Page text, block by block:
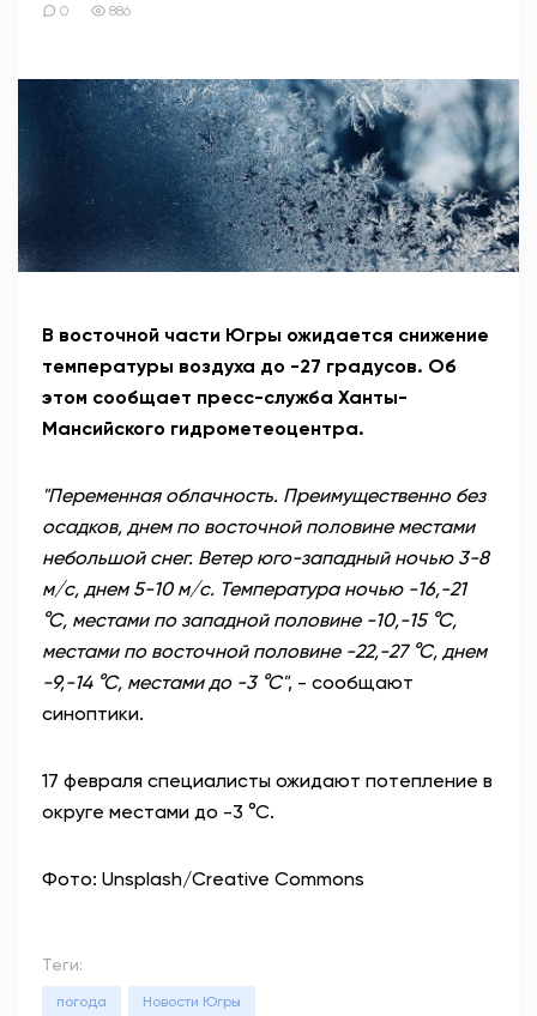
0 886
В восточной части Югры ожидается снижение
температуры воздуха до -27 градусов. Об
этом сообщает пресс-служба Ханты-
Мансийского гидрометеоцентра.
"Переменная облачность. Преимущественно без
осадков, днем по восточной половине местами
небольшой снег. Ветер юго-западный ночью 3-8
м/с, днем 5-10 м/с. Температура ночью -16,-21
°С, местами по западной половине -10,-15 °С,
местами по восточной половине -22,-27 °С, днем
-9,-14 °С, местами до -3 °С", - сообщают
синоптики.
17 февраля специалисты ожидают потепление в
округе местами до -3 °С.
Фото: Unsplash/Creative Commons
Теги:
погода Новости Югры